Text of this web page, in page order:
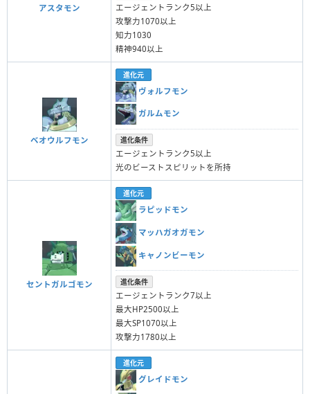
アスタモン
エージェントランク5以上
攻撃力1070以上
知力1030
精神940以上
ベオウルフモン
進化元
ヴォルフモン
ガルムモン
進化条件
エージェントランク5以上
光のビーストスピリットを所持
セントガルゴモン
進化元
ラピッドモン
マッハガオガモン
キャノンビーモン
進化条件
エージェントランク7以上
最大HP2500以上
最大SP1070以上
攻撃力1780以上
進化元
グレイドモン